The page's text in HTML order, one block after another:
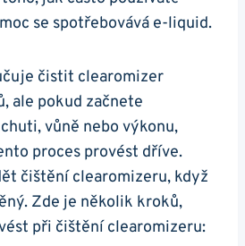
se spotřebovává e-liquid.
čistit clearomizer
ale pokud začnete
vůně nebo výkonu,
proces provést dříve.
čištění clearomizeru, když
Zde je několik kroků,
při čištění clearomizeru: